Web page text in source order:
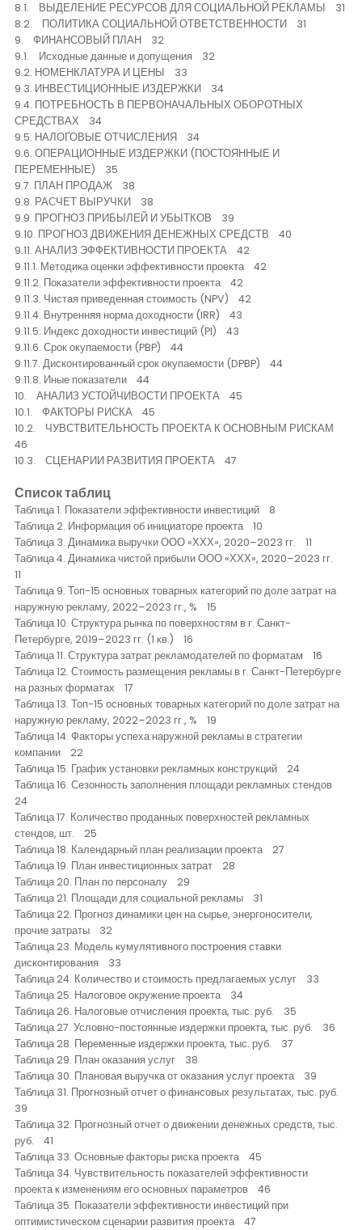
8.1. ВЫДЕЛЕНИЕ РЕСУРСОВ ДЛЯ СОЦИАЛЬНОЙ РЕКЛАМЫ 31
8.2. ПОЛИТИКА СОЦИАЛЬНОЙ ОТВЕТСТВЕННОСТИ 31
9. ФИНАНСОВЫЙ ПЛАН 32
9.1. Исходные данные и допущения 32
9.2. НОМЕНКЛАТУРА И ЦЕНЫ 33
9.3. ИНВЕСТИЦИОННЫЕ ИЗДЕРЖКИ 34
9.4. ПОТРЕБНОСТЬ В ПЕРВОНАЧАЛЬНЫХ ОБОРОТНЫХ
СРЕДСТВАХ 34
9.5. НАЛОГОВЫЕ ОТЧИСЛЕНИЯ 34
9.6. ОПЕРАЦИОННЫЕ ИЗДЕРЖКИ (ПОСТОЯННЫЕ И
ПЕРЕМЕННЫЕ) 35
9.7. ПЛАН ПРОДАЖ 38
9.8. РАСЧЕТ ВЫРУЧКИ 38
9.9. ПРОГНОЗ ПРИБЫЛЕЙ И УБЫТКОВ 39
9.10. ПРОГНОЗ ДВИЖЕНИЯ ДЕНЕЖНЫХ СРЕДСТВ 40
9.11. АНАЛИЗ ЭФФЕКТИВНОСТИ ПРОЕКТА 42
9.11.1. Методика оценки эффективности проекта 42
9.11.2. Показатели эффективности проекта 42
9.11.3. Чистая приведенная стоимость (NPV) 42
9.11.4. Внутренняя норма доходности (IRR) 43
9.11.5. Индекс доходности инвестиций (PI) 43
9.11.6. Срок окупаемости (PBP) 44
9.11.7. Дисконтированный срок окупаемости (DPBP) 44
9.11.8. Иные показатели 44
10. АНАЛИЗ УСТОЙЧИВОСТИ ПРОЕКТА 45
10.1. ФАКТОРЫ РИСКА 45
10.2. ЧУВСТВИТЕЛЬНОСТЬ ПРОЕКТА К ОСНОВНЫМ РИСКАМ
46
10.3. СЦЕНАРИИ РАЗВИТИЯ ПРОЕКТА 47
Список таблиц
Таблица 1. Показатели эффективности инвестиций 8
Таблица 2. Информация об инициаторе проекта 10
Таблица 3. Динамика выручки ООО «ХХХ», 2020–2023 гг. 11
Таблица 4. Динамика чистой прибыли ООО «ХХХ», 2020–2023 гг.
11
Таблица 9. Топ-15 основных товарных категорий по доле затрат на
наружную рекламу, 2022–2023 гг., % 15
Таблица 10. Структура рынка по поверхностям в г. Санкт-
Петербурге, 2019–2023 гг. (1 кв.) 16
Таблица 11. Структура затрат рекламодателей по форматам 16
Таблица 12. Стоимость размещения рекламы в г. Санкт-Петербурге
на разных форматах 17
Таблица 13. Топ-15 основных товарных категорий по доле затрат на
наружную рекламу, 2022–2023 гг., % 19
Таблица 14. Факторы успеха наружной рекламы в стратегии
компании 22
Таблица 15. График установки рекламных конструкций 24
Таблица 16. Сезонность заполнения площади рекламных стендов
24
Таблица 17. Количество проданных поверхностей рекламных
стендов, шт. 25
Таблица 18. Календарный план реализации проекта 27
Таблица 19. План инвестиционных затрат 28
Таблица 20. План по персоналу 29
Таблица 21. Площади для социальной рекламы 31
Таблица 22. Прогноз динамики цен на сырье, энергоносители,
прочие затраты 32
Таблица 23. Модель кумулятивного построения ставки
дисконтирования 33
Таблица 24. Количество и стоимость предлагаемых услуг 33
Таблица 25. Налоговое окружение проекта 34
Таблица 26. Налоговые отчисления проекта, тыс. руб. 35
Таблица 27. Условно-постоянные издержки проекта, тыс. руб. 36
Таблица 28. Переменные издержки проекта, тыс. руб. 37
Таблица 29. План оказания услуг 38
Таблица 30. Плановая выручка от оказания услуг проекта 39
Таблица 31. Прогнозный отчет о финансовых результатах, тыс. руб.
39
Таблица 32. Прогнозный отчет о движении денежных средств, тыс.
руб. 41
Таблица 33. Основные факторы риска проекта 45
Таблица 34. Чувствительность показателей эффективности
проекта к изменениям его основных параметров 46
Таблица 35. Показатели эффективности инвестиций при
оптимистическом сценарии развития проекта 47